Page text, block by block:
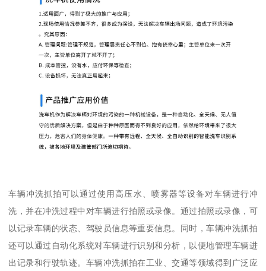
车辆冲洗抓拍可以通过使用高压水、喷雾器等设备对车辆进行冲
洗，并在冲洗过程中对车辆进行拍照或录像。通过拍照或录像，可
以记录车辆的状态、驾驶员信息等重要信息。同时，车辆冲洗抓拍
还可以通过自动化系统对车辆进行识别和分析，以便地管理车辆进
出记录和行驶轨迹。车辆冲洗抓拍在工业、交通等领域得到广泛应